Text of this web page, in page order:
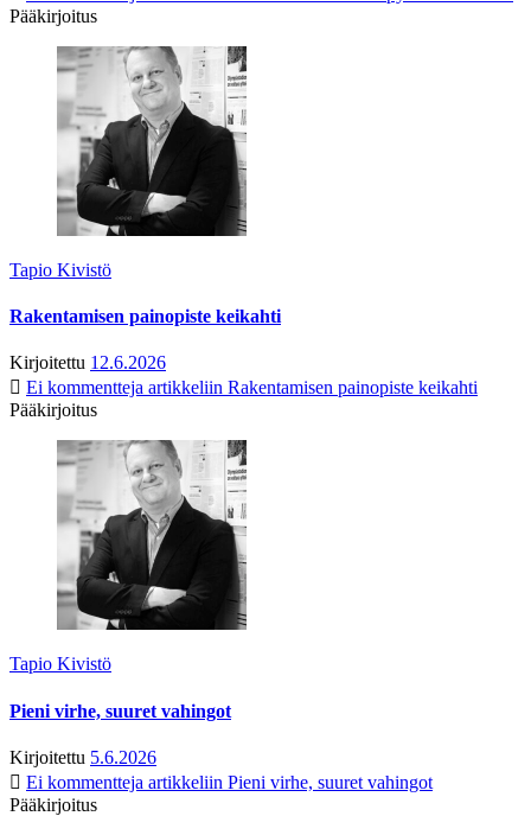
Pääkirjoitus
Tapio Kivistö
Rakentamisen painopiste keikahti
Kirjoitettu 12.6.2026
Ei kommentteja artikkeliin Rakentamisen painopiste keikahti
Pääkirjoitus
Tapio Kivistö
Pieni virhe, suuret vahingot
Kirjoitettu 5.6.2026
Ei kommentteja artikkeliin Pieni virhe, suuret vahingot
Pääkirjoitus